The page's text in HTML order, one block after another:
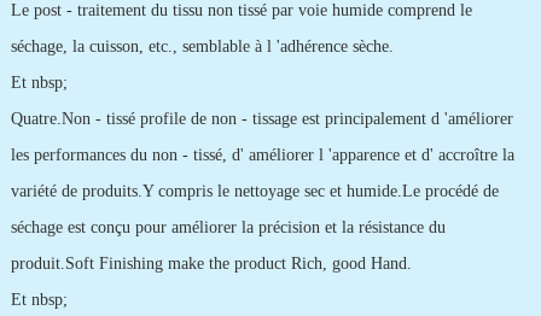
Le post - traitement du tissu non tissé par voie humide comprend le
séchage, la cuisson, etc., semblable à l 'adhérence sèche.
Et nbsp;
Quatre.Non - tissé profile de non - tissage est principalement d 'améliorer
les performances du non - tissé, d' améliorer l 'apparence et d' accroître la
variété de produits.Y compris le nettoyage sec et humide.Le procédé de
séchage est conçu pour améliorer la précision et la résistance du
produit.Soft Finishing make the product Rich, good Hand.
Et nbsp;